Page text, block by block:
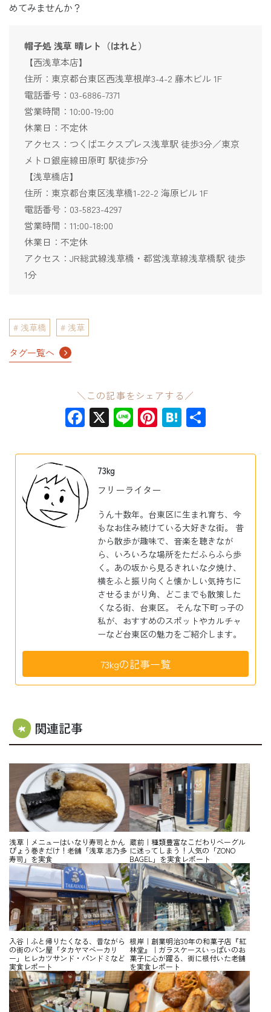
めてみませんか？
帽子処 浅草 晴レト（はれと）
【西浅草本店】
住所：東京都台東区西浅草根岸3-4-2 藤木ビル 1F
電話番号：03-6886-7371
営業時間：10:00-19:00
休業日：不定休
アクセス：つくばエクスプレス浅草駅 徒歩3分／東京
メトロ銀座線田原町 駅徒歩7分
【浅草橋店】
住所：東京都台東区浅草橋1-22-2 海原ビル 1F
電話番号：03-5823-4297
営業時間：11:00-18:00
休業日：不定休
アクセス：JR総武線浅草橋・都営浅草線浅草橋駅 徒歩
1分
浅草橋 浅草
タグ一覧へ
＼この記事をシェアする／
Facebook
X LinePinterest
Hatena
73kg
フリーライター
うん十数年。台東区に生まれ育ち、今
もなお住み続けている大好きな街。 昔
から散歩が趣味で、音楽を聴きなが
ら、いろいろな場所をただふらふら歩
く。あの坂から見るきれいな夕焼け、
横をふと振り向くと懐かしい気持ちに
させるまがり角、どこまでも散策した
くなる街、台東区。 そんな下町っ子の
私が、おすすめのスポットやカルチャ
ーなど台東区の魅力をご紹介します。
73kgの記事一覧
関連記事
浅草｜メニューはいなり寿司とかん
ぴょう巻きだけ！老舗「浅草 志乃多
寿司」を実食
蔵前｜種類豊富なこだわりベーグル
に迷ってしまう！人気の「ZONO
BAGEL」を実食レポート
入谷｜ふと帰りたくなる、昔ながら
の街のパン屋「タカヤマベーカリ
ー」ヒレカツサンド・パンドミなど
実食レポート
根岸｜創業明治30年の和菓子店『紅
林堂』｜ガラスケースいっぱいのお
菓子に心が躍る、街に根付いた老舗
を実食レポート